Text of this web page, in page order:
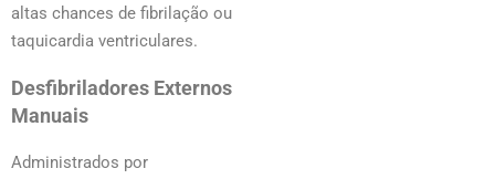
altas chances de fibrilação ou
taquicardia ventriculares.
Desfibriladores Externos
Manuais
Administrados por